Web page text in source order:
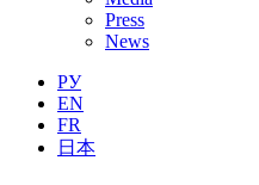
Press
News
РУ
EN
FR
日本